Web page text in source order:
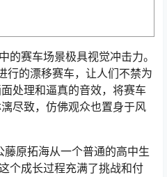
的赛车场景极具视觉冲击力。
行的漂移赛车，让人们不禁为
处理和逼真的音效，将赛车
尽致，仿佛观众也置身于风
原拓海从一个普通的高中生
个成长过程充满了挑战和付